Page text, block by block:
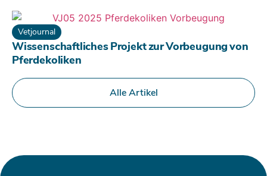
Vetjournal
Wissenschaftliches Projekt zur Vorbeugung von
Pferdekoliken
Alle Artikel